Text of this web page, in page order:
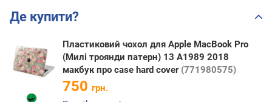
Де купити?
Пластиковий чохол для Apple MacBook Pro
(Милі троянди патерн) 13 A1989 2018
макбук про case hard cover (771980575)
750 грн.